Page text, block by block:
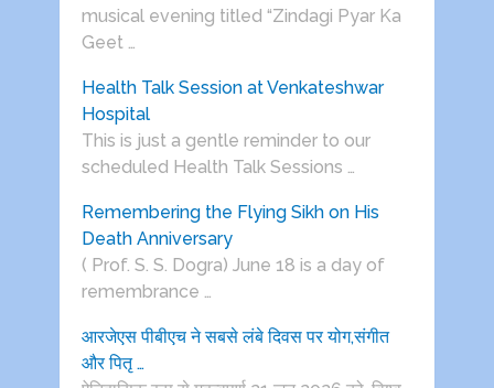
musical evening titled “Zindagi Pyar Ka
Geet …
Health Talk Session at Venkateshwar
Hospital
This is just a gentle reminder to our
scheduled Health Talk Sessions …
Remembering the Flying Sikh on His
Death Anniversary
( Prof. S. S. Dogra) June 18 is a day of
remembrance …
आरजेएस पीबीएच ने सबसे लंबे दिवस पर योग,संगीत
और पितृ …